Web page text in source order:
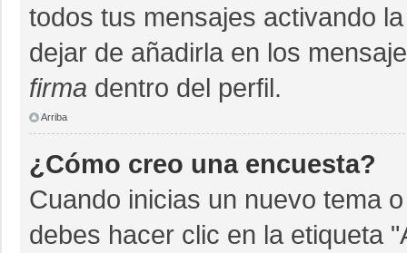
todos tus mensajes activando
dejar de añadirla en los
firma dentro del perfil.
Arriba
¿Cómo creo una encuesta?
Cuando inicias un nuevo tema
debes hacer clic en la etiqueta